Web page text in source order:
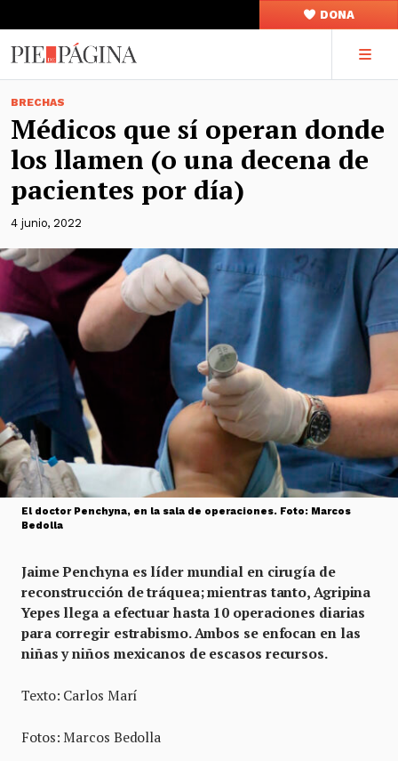
DONA
BRECHAS
Médicos que sí operan donde
los llamen (o una decena de
pacientes por día)
4 junio, 2022
El doctor Penchyna, en la sala de operaciones. Foto: Marcos
Bedolla
Jaime Penchyna es líder mundial en cirugía de
reconstrucción de tráquea; mientras tanto, Agripina
Yepes llega a efectuar hasta 10 operaciones diarias
para corregir estrabismo. Ambos se enfocan en las
niñas y niños mexicanos de escasos recursos.
Texto: Carlos Marí
Fotos: Marcos Bedolla